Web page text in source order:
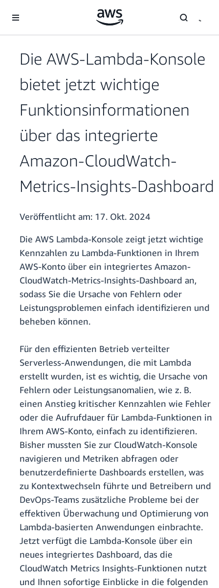
Überspringen zum Hauptinhalt
Die AWS-Lambda-Konsole
bietet jetzt wichtige
Funktionsinformationen
über das integrierte
Amazon-CloudWatch-
Metrics-Insights-Dashboard
Veröffentlicht am: 17. Okt. 2024
Die AWS Lambda-Konsole zeigt jetzt wichtige
Kennzahlen zu Lambda-Funktionen in Ihrem
AWS-Konto über ein integriertes Amazon-
CloudWatch-Metrics-Insights-Dashboard an,
sodass Sie die Ursache von Fehlern oder
Leistungsproblemen einfach identifizieren und
beheben können.
Für den effizienten Betrieb verteilter
Serverless-Anwendungen, die mit Lambda
erstellt wurden, ist es wichtig, die Ursache von
Fehlern oder Leistungsanomalien, wie z. B.
einen Anstieg kritischer Kennzahlen wie Fehler
oder die Aufrufdauer für Lambda-Funktionen in
Ihrem AWS-Konto, einfach zu identifizieren.
Bisher mussten Sie zur CloudWatch-Konsole
navigieren und Metriken abfragen oder
benutzerdefinierte Dashboards erstellen, was
zu Kontextwechseln führte und Betreibern und
DevOps-Teams zusätzliche Probleme bei der
effektiven Überwachung und Optimierung von
Lambda-basierten Anwendungen einbrachte.
Jetzt verfügt die Lambda-Konsole über ein
neues integriertes Dashboard, das die
CloudWatch Metrics Insights-Funktionen nutzt
und Ihnen sofortige Einblicke in die folgenden